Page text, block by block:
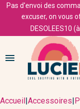
Pas d'envoi des
excuser, on vous
DESOLEES10

Accueil|Accessoires|